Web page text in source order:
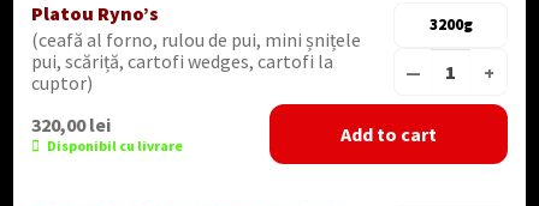
Platou Ryno’s
(ceafă al forno, rulou de pui, mini șnițele
pui, scăriță, cartofi wedges, cartofi la
cuptor)
3200g
— +
320,00lei
Disponibil cu livrare Add to cart